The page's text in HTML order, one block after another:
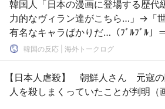
韓国人「日本の漫画に登場する歴代
力的なヴィラン達がこちら…」→「
有名なキャラばかりだ…（ﾌﾞﾙﾌﾞﾙ」
反応韓国の反応 | 海外トークログ
【日本人虐殺】 朝鮮人さん 元寇
人を殺しまくっていたことが判明（